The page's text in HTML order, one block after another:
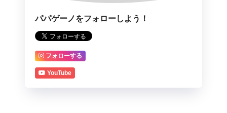
パパゲーノをフォローしよう！
フォローする
YouTube